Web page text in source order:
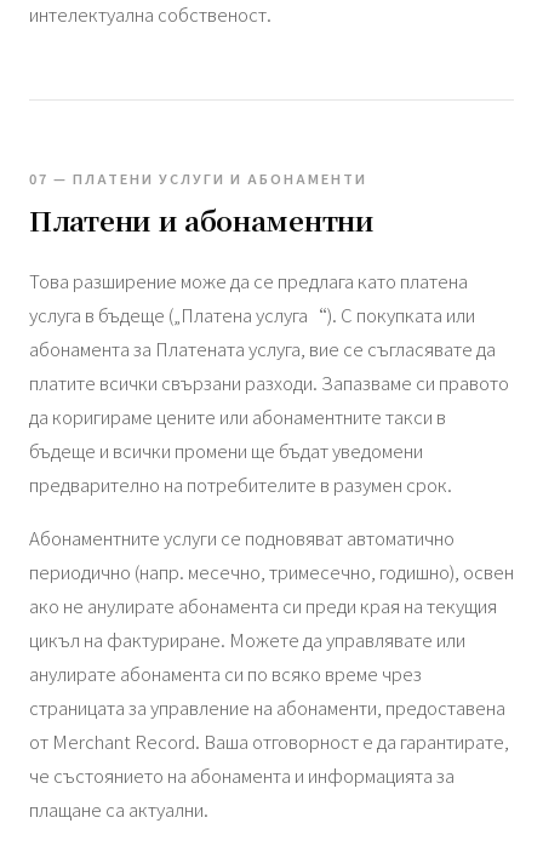
интелектуална собственост.
07 — ПЛАТЕНИ УСЛУГИ И АБОНАМЕНТИ
Платени и абонаментни
Това разширение може да се предлага като платена
услуга в бъдеще („Платена услуга“). С покупката или
абонамента за Платената услуга, вие се съгласявате да
платите всички свързани разходи. Запазваме си правото
да коригираме цените или абонаментните такси в
бъдеще и всички промени ще бъдат уведомени
предварително на потребителите в разумен срок.
Абонаментните услуги се подновяват автоматично
периодично (напр. месечно, тримесечно, годишно), освен
ако не анулирате абонамента си преди края на текущия
цикъл на фактуриране. Можете да управлявате или
анулирате абонамента си по всяко време чрез
страницата за управление на абонаменти, предоставена
от Merchant Record. Ваша отговорност е да гарантирате,
че състоянието на абонамента и информацията за
плащане са актуални.